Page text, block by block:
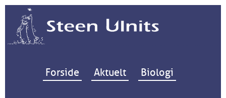
Hop til indhold
Forside Aktuelt Biologi